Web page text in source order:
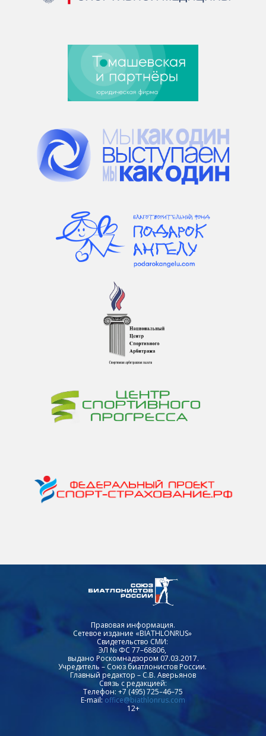
Правовая информация.
Сетевое издание «BIATHLONRUS»
Свидетельство СМИ:
ЭЛ № ФС 77–68806,
выдано Роскомнадзором 07.03.2017.
Учредитель – Союз биатлонистов России.
Главный редактор – С.В. Аверьянов
Связь с редакцией:
Телефон: +7 (495) 725–46–75
E-mail: office@biathlonrus.com
12+